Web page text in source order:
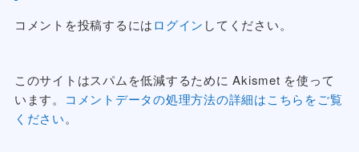
コメントを投稿するにはログイン してください。
このサイトはスパムを低減するために Akismet を使って
います。 コメントデータの処理方法の詳細はこちらをご覧
ください。